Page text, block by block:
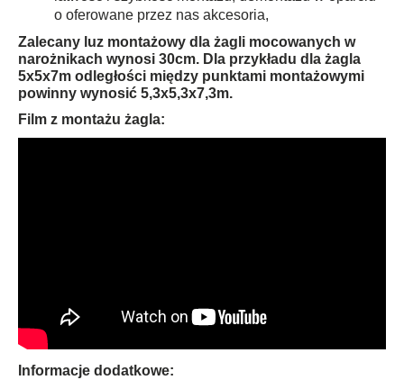
o oferowane przez nas akcesoria,
Zalecany luz montażowy dla żagli mocowanych w
narożnikach wynosi 30cm. Dla przykładu dla żagla
5x5x7m odległości między punktami montażowymi
powinny wynosić 5,3x5,3x7,3m.
Film z montażu żagla:
Informacje dodatkowe: